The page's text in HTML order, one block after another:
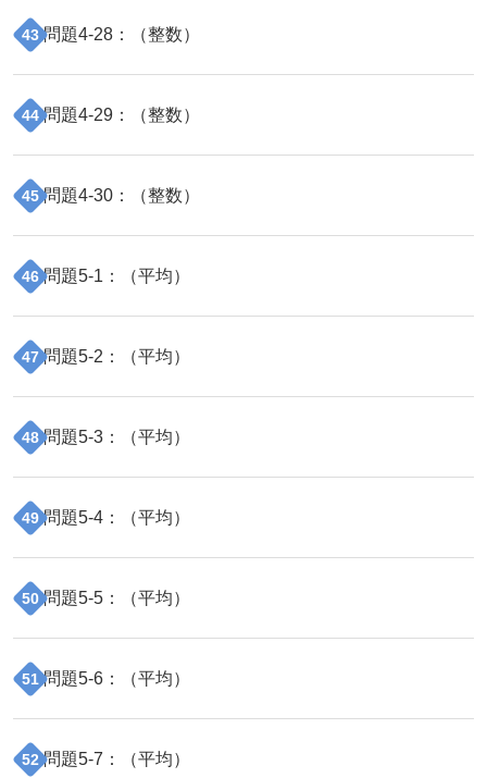
43 問題4-28 ：（整数）
44 問題4-29 ：（整数）
45 問題4-30 ：（整数）
46 問題5-1 ：（平均）
47 問題5-2 ：（平均）
48 問題5-3 ：（平均）
49 問題5-4 ：（平均）
50 問題5-5 ：（平均）
51 問題5-6 ：（平均）
52 問題5-7 ：（平均）